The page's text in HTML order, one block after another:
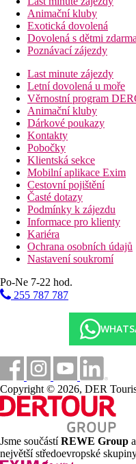
Animační kluby
Exotická dovolená
Dovolená s dětmi zdarma
Poznávací zájezdy
Last minute zájezdy
Letní dovolená u moře
Věrnostní program
Animační kluby
Dárkové poukazy
Kontakty
Pobočky
Klientská sekce
Mobilní aplikace Exim
Cestovní pojištění
Časté dotazy
Podmínky k zájezdu
Informace pro klienty
Kariéra
Ochrana osobních údajů
Nastavení soukromí
Po-Ne 7-22 hod.
255 787 787
Copyright © 2026, DER
Jsme součástíREWE Group
největší středoevropské